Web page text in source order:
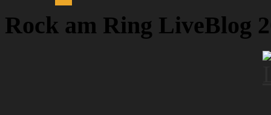
Rock am Ring LiveBlog